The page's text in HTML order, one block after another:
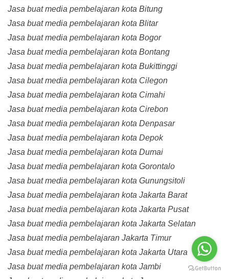
Jasa buat media pembelajaran kota Bitung
Jasa buat media pembelajaran kota Blitar
Jasa buat media pembelajaran kota Bogor
Jasa buat media pembelajaran kota Bontang
Jasa buat media pembelajaran kota Bukittinggi
Jasa buat media pembelajaran kota Cilegon
Jasa buat media pembelajaran kota Cimahi
Jasa buat media pembelajaran kota Cirebon
Jasa buat media pembelajaran kota Denpasar
Jasa buat media pembelajaran kota Depok
Jasa buat media pembelajaran kota Dumai
Jasa buat media pembelajaran kota Gorontalo
Jasa buat media pembelajaran kota Gunungsitoli
Jasa buat media pembelajaran kota Jakarta Barat
Jasa buat media pembelajaran kota Jakarta Pusat
Jasa buat media pembelajaran kota Jakarta Selatan
Jasa buat media pembelajaran Jakarta Timur
Jasa buat media pembelajaran kota Jakarta Utara
Jasa buat media pembelajaran kota Jambi